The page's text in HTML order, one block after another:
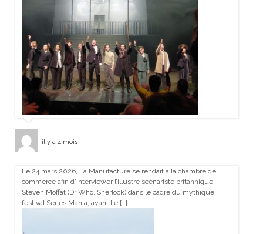
il y a 4 mois
Le 24 mars 2026, La Manufacture se rendait à la chambre de
commerce afin d’interviewer l’illustre scénariste britannique
Steven Moffat (Dr Who, Sherlock) dans le cadre du mythique
festival Series Mania, ayant lie […]